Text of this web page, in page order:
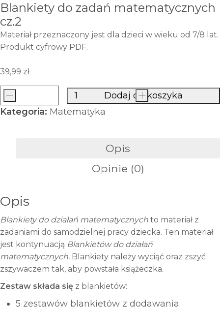
Blankiety do zadań matematycznych
cz.2
Materiał przeznaczony jest dla dzieci w wieku od 7/8 lat.
Produkt cyfrowy PDF.
39,99 zł
ilość
Blankiety
- +
Dodaj do koszyka
Kategoria: Matematyka
Opis
Opinie (0)
Opis
Blankiety do działań matematycznych to materiał z
zadaniami do samodzielnej pracy dziecka. Ten materiał
jest kontynuacją Blankietów do działań
matematycznych. Blankiety należy wyciąć oraz zszyć
zszywaczem tak, aby powstała książeczka.
Zestaw składa się z blankietów:
5 zestawów blankietów z dodawania